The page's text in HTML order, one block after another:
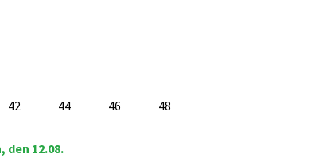
42 44 46 48
12.08.